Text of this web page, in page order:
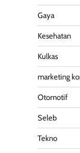
Gaya
Kesehatan
Kulkas
marketing
Otomotif
Seleb
Tekno